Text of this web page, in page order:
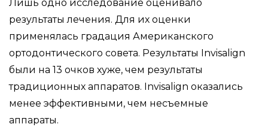
Лишь одно исследование оценивало
результаты лечения. Для их оценки
применялась градация Американского
ортодонтического совета. Результаты Invisalign
были на 13 очков хуже, чем результаты
традиционных аппаратов. Invisalign оказались
менее эффективными, чем несъемные
аппараты.